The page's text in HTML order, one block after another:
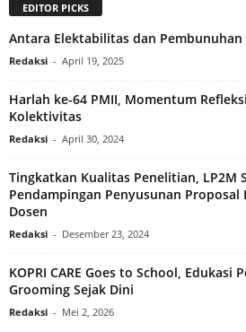
EDITOR PICKS
Antara Elektabilitas dan
Redaksi - April 19, 2025
Harlah ke-64 PMII, Momentum
Kolektivitas
Redaksi - April 30, 2024
Tingkatkan Kualitas Penelitian, LP2M
Pendampingan Penyusunan
Dosen
Redaksi - Desember 23, 2024
KOPRI CARE Goes to School, Edukasi
Grooming Sejak Dini
Redaksi - Mei 2, 2026